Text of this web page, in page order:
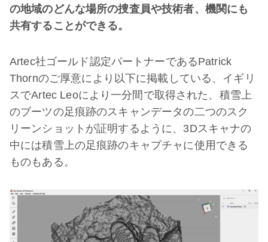
の地域のどんな場所の捜査員や技術者、機関にも
共有することができる。
Artec社ゴールド認定パートナーであるPatrick
Thornのご厚意により以下に掲載している、イギリ
スでArtec Leoにより一分間で取得された、積雪上
のブーツの足痕跡のスキャンデータの二つのスク
リーンショットが証明するように、3Dスキャナの
中には積雪上の足痕跡のキャプチャに使用できる
ものもある。